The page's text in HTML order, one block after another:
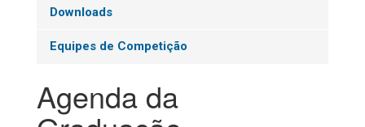
Downloads
Equipes de Competição
Agenda da